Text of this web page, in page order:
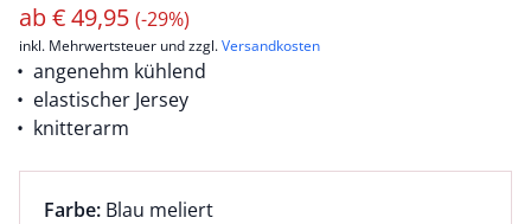
ab€49,95 (-29%)
inkl. Mehrwertsteuer und zzgl.Versandkosten
angenehm kühlend
elastischer Jersey
knitterarm
Farbauswahl:
Farbe: aktuell ausgewählt:
Blau meliert